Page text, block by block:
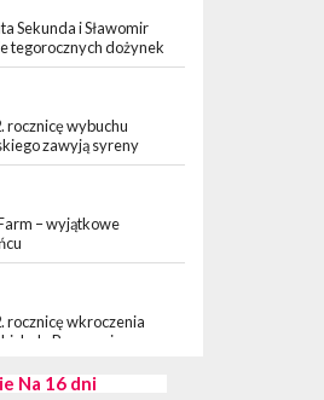
Sekunda i Sławomir
tegorocznych dożynek
rocznicę wybuchu
zawyją syreny
– wyjątkowe
rocznicę wkroczenia
do Proszowic,
1944” [ZDJĘCIA]
Na 16 dni